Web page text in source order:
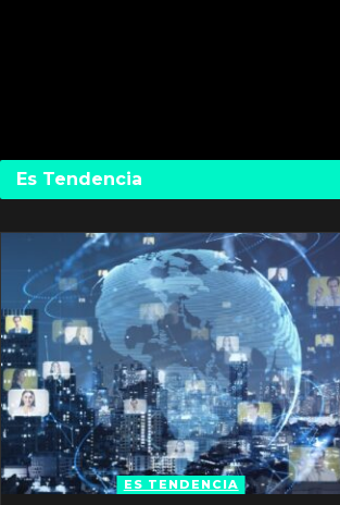
Es Tendencia
ES TENDENCIA